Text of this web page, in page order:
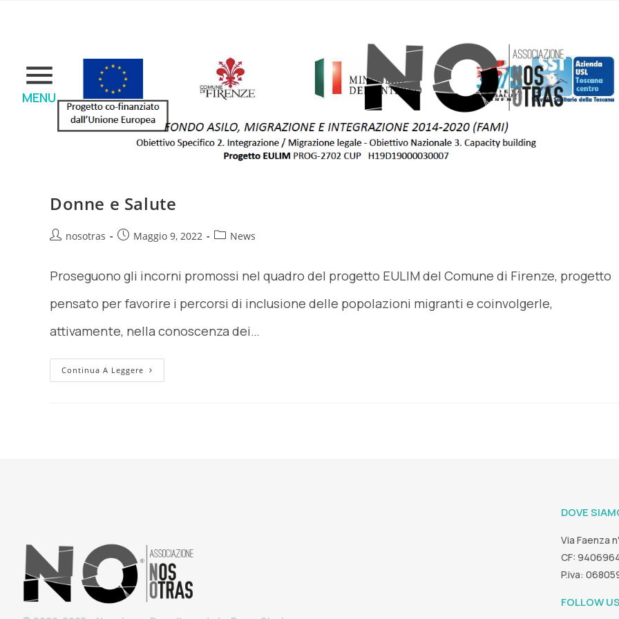
MENU
Donne e Salute
nosotras Maggio 9, 2022 News
Proseguono gli incorni promossi nel quadro del progetto EULIM del Comune di Firenze, progetto
pensato per favorire i percorsi di inclusione delle popolazioni migranti e coinvolgerle,
attivamente, nella conoscenza dei…
Continua A Leggere
DOVE
Via Faenza
CF:
P.iva:
FOLLOW US